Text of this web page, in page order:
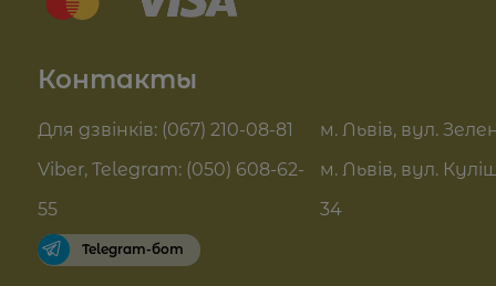
Актуальні знижки
Pro Age догляд
Отзывы
Договор оферты
Контакты
Для дзвінків: (067) 210-08-81
Viber, Telegram: (050) 608-62-
55
Telegram-бот
м. Львів, вул.
м. Львів, вул.
34